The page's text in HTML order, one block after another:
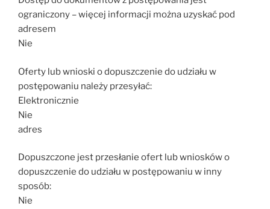
ograniczony – więcej informacji można uzyskać pod
adresem
Nie
Oferty lub wnioski o dopuszczenie do udziału w
postępowaniu należy przesyłać:
Elektronicznie
Nie
adres
Dopuszczone jest przesłanie ofert lub wniosków o
dopuszczenie do udziału w postępowaniu w inny
sposób:
Nie